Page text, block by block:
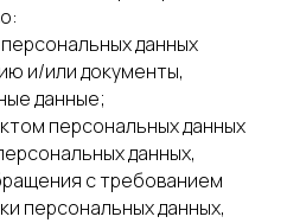
данных
и/или документы,
данные;
персональных данных
данных,
с требованием
персональных данных,